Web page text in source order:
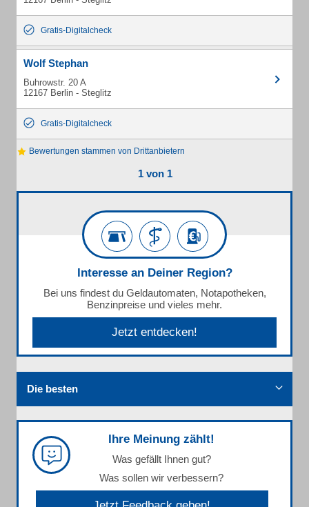
Gratis-Digitalcheck
Wolf Stephan
Buhrowstr. 20 A
12167 Berlin - Steglitz
Gratis-Digitalcheck
Bewertungen stammen von Drittanbietern
1 von 1
Interesse an Deiner Region?
Bei uns findest du Geldautomaten, Notapotheken,
Benzinpreise und vieles mehr.
Jetzt entdecken!
Die besten
Ihre Meinung zählt!
Was gefällt Ihnen gut?
Was sollen wir verbessern?